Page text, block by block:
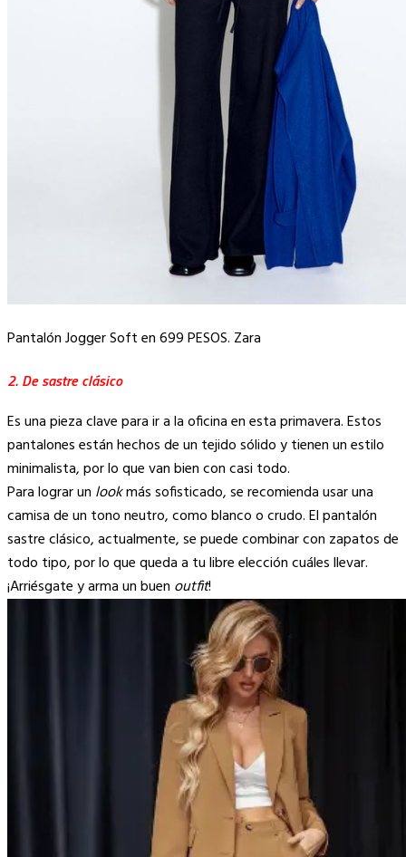
Pantalón Jogger Soft en 699 PESOS. Zara
2. De sastre clásico
Es una pieza clave para ir a la oficina en esta primavera. Estos
pantalones están hechos de un tejido sólido y tienen un estilo
minimalista, por lo que van bien con casi todo.
Para lograr un lookmás sofisticado, se recomienda usar una
camisa de un tono neutro, como blanco o crudo. El pantalón
sastre clásico, actualmente, se puede combinar con zapatos de
todo tipo, por lo que queda a tu libre elección cuáles llevar.
¡Arriésgate y arma un buen outfit!